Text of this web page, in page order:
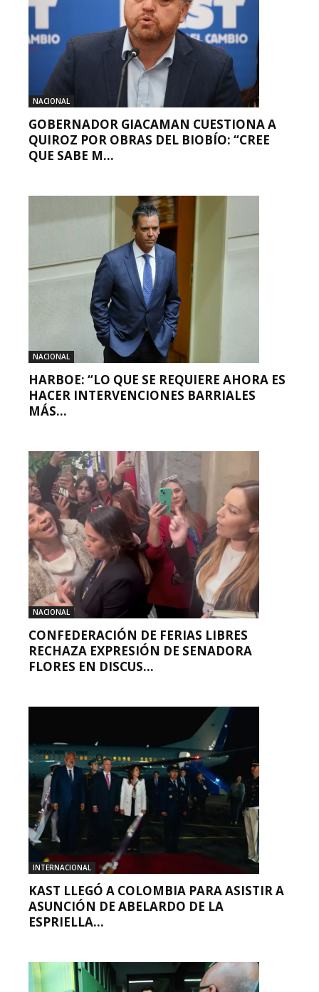
NACIONAL
GOBERNADOR GIACAMAN CUESTIONA A
QUIROZ POR OBRAS DEL BIOBÍO: “CREE
QUE SABE M...
NACIONAL
HARBOE: “LO QUE SE REQUIERE AHORA ES
HACER INTERVENCIONES BARRIALES
MÁS...
NACIONAL
CONFEDERACIÓN DE FERIAS LIBRES
RECHAZA EXPRESIÓN DE SENADORA
FLORES EN DISCUS...
INTERNACIONAL
KAST LLEGÓ A COLOMBIA PARA ASISTIR A
ASUNCIÓN DE ABELARDO DE LA
ESPRIELLA...